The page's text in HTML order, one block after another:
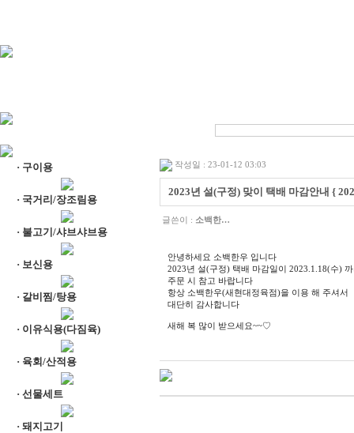
· 구이용
· 국거리/장조림용
· 불고기/샤브샤브용
· 보신용
· 갈비찜/탕용
· 이유식용(다짐육)
· 육회/산적용
· 선물세트
· 돼지고기
작성일 : 23-01-12 03:03
2023년 설(구정) 맞이 택배 마감안내 {
글쓴이 : 소백한…
안녕하세요 소백한우 입니다
2023년 설(구정) 택배 마감일이 2023.1.18(수)
주문 시 참고 바랍니다
항상 소백한우(새현대정육점)을 이용 해 주셔서
대단히 감사합니다
새해 복 많이 받으세요~~♡